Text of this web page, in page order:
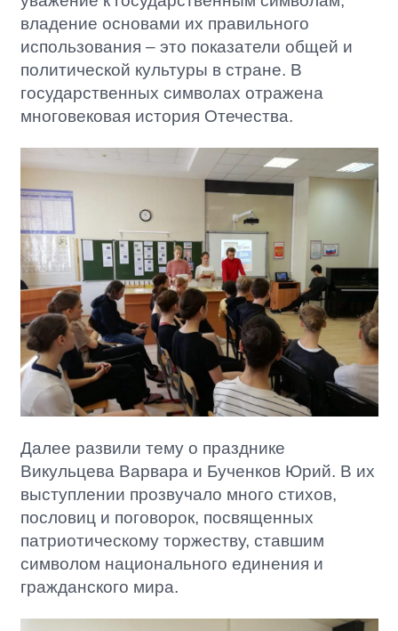
владение основами их правильного
использования – это показатели общей и
политической культуры в стране. В
государственных символах отражена
многовековая история Отечества.
Далее развили тему о празднике
Викульцева Варвара и Бученков Юрий. В их
выступлении прозвучало много стихов,
пословиц и поговорок, посвященных
патриотическому торжеству, ставшим
символом национального единения и
гражданского мира.